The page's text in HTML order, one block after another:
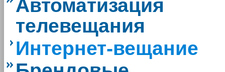
Автоматизация
телевещания
Интернет-вещание